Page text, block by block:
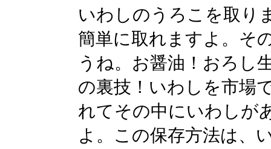
いわしのうろこを取り
簡単に取れますよ。そ
うね。お醤油！おろし
の裏技！いわしを市場
れてその中にいわしが
よ。この保存方法は、